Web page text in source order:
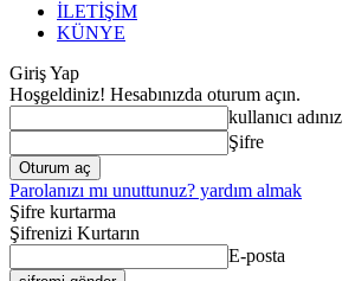
İLETİŞİM
KÜNYE
Giriş Yap
Hoşgeldiniz! Hesabınızda oturum açın.
kullanıcı adınız
Şifre
Parolanızı mı unuttunuz? yardım almak
Şifre kurtarma
Şifrenizi Kurtarın
E-posta